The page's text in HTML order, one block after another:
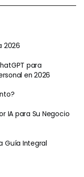
2026
para
en 2026
IA para Su Negocio
Guía Integral